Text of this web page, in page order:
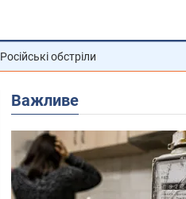
Російські обстріли
Важливе